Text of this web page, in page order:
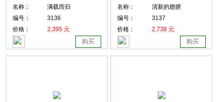
名称：
满载而归
编号：
3136
价格：
2,395 元
购买
名称：
清新的翅膀
编号：
3137
价格：
2,738 元
购买